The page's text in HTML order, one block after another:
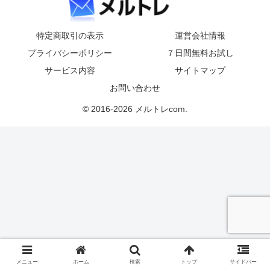
特定商取引の表示
運営会社情報
プライバシーポリシー
７日間無料お試し
サービス内容
サイトマップ
お問い合わせ
© 2016-2026 メルトレcom.
メニュー ホーム 検索 トップ サイドバー